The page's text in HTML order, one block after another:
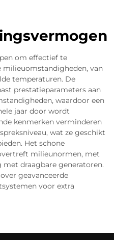
om effectief te
van
temperaturen. De
prestatieparameters aan
waardoor een
jaar door wordt
kenmerken verminderen
wat ze geschikt
Het schone
milieunormen, met
draagbare generatoren.
geavanceerde
voor extra